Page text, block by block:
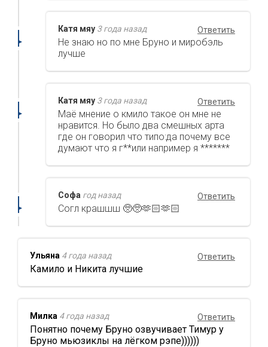
Ответить
Катя мяу 3 года назад
Не знаю но по мне Бруно и миробэль
лучше
Ответить
Катя мяу 3 года назад
Маё мнение о кмило такое он мне не
нравится. Но было два смешных арта
где он говорил что типо:да почему все
думают что я г**или например я *******
Ответить
Софа год назад
Согл крашшш 🥺🥺🫶🏻🫶🏻
Ответить
Ульяна 4 года назад
Камило и Никита лучшие
Ответить
Милка 4 года назад
Понятно почему Бруно озвучивает Тимур у
Бруно мьюзиклы на лёгком рэпе))))))